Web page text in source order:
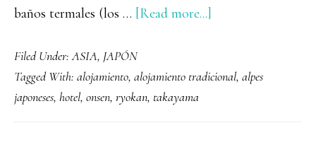
baños termales (los … [Read more...]
un
Filed Under:ASIA, JAPÓN
Tagged With: alojamiento, alojamiento tradicional, alpes
japoneses, hotel, onsen, ryokan, takayama